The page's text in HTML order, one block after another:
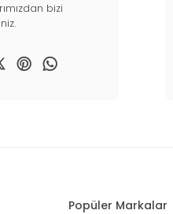
bizi
Popüler Markalar